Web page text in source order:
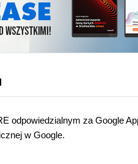
odpowiedzialnym za Google
w Google.